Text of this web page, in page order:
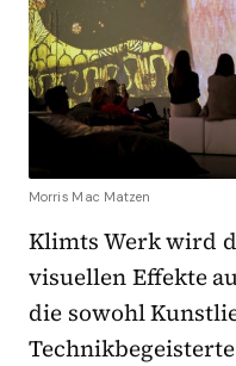
Morris Mac Matzen
Klimts Werk wird
visuellen Effekte
die sowohl